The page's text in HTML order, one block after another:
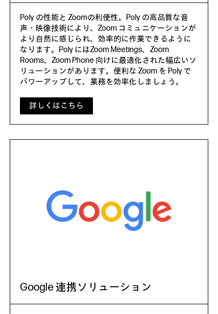
Poly の性能と Zoomの利便性。Poly の高品質な音
声・映像技術により、Zoom コミュニケーションが
より自然に感じられ、効率的に作業できるように
なります。Poly にはZoom Meetings、Zoom
Rooms、Zoom Phone 向けに最適化された幅広いソ
リューションがあります。便利な Zoom を Poly で
パワーアップして、業務を効率化しましょう。
詳しくはこちら
Google 連携ソリューション